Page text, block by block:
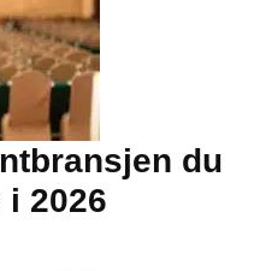
du
i 2026